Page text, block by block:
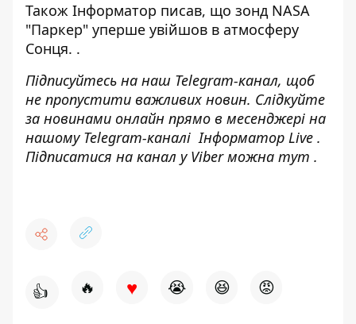
Також Інформатор писав, що зонд NASA
"Паркер" уперше увійшов в атмосферу
Сонця. .
Підписуйтесь на наш Telegram-канал, щоб
не пропустити важливих новин. Слідкуйте
за новинами онлайн прямо в месенджері на
нашому Telegram-каналіІнформатор Live .
Підписатися на канал у Viber можна тут .
👍 🔥 ♥ 😭 😆 😡